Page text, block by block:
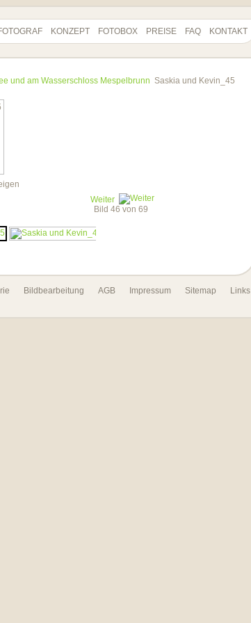
KONZEPT FOTOBOX PREISE FAQ KONTAKT
und am Wasserschloss Mespelbrunn Saskia und Kevin_45
Weiter
Bild 46 von 69
Bildbearbeitung AGB Impressum Sitemap Links